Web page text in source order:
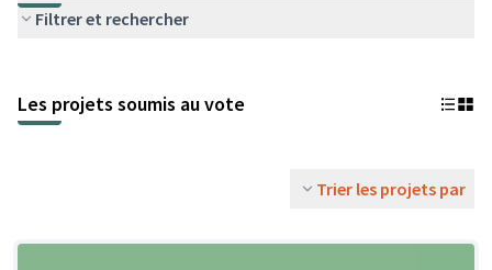
Filtrer et rechercher
Les projets soumis au vote
Trier les projets par